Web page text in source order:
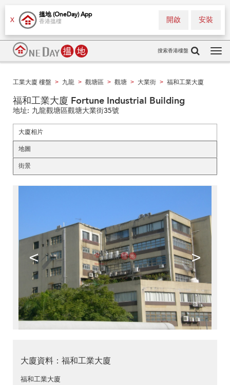
X
搵地 (OneDay) App
香港搵樓 安裝
開啟
搜索香港樓盤
工業大廈 樓盤 > 九龍 > 觀塘區 > 觀塘 > 大業街 > 福和工業大廈
福和工業大廈 Fortune Industrial Building
地址: 九龍觀塘區觀塘大業街35號
大廈相片
地圖
街景
< >
大廈資料：福和工業大廈
福和工業大廈